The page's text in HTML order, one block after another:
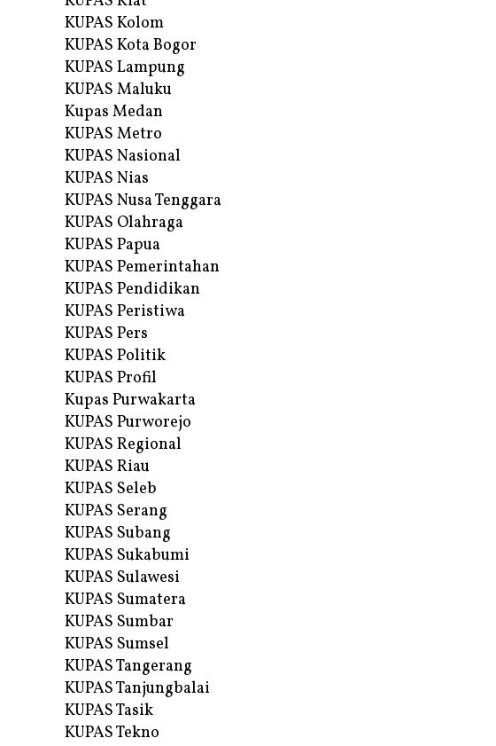
KUPAS Kolom
KUPAS Kota Bogor
KUPAS Lampung
KUPAS Maluku
Kupas Medan
KUPAS Metro
KUPAS Nasional
KUPAS Nias
KUPAS Nusa Tenggara
KUPAS Olahraga
KUPAS Papua
KUPAS Pemerintahan
KUPAS Pendidikan
KUPAS Peristiwa
KUPAS Pers
KUPAS Politik
KUPAS Profil
Kupas Purwakarta
KUPAS Purworejo
KUPAS Regional
KUPAS Riau
KUPAS Seleb
KUPAS Serang
KUPAS Subang
KUPAS Sukabumi
KUPAS Sulawesi
KUPAS Sumatera
KUPAS Sumbar
KUPAS Sumsel
KUPAS Tangerang
KUPAS Tanjungbalai
KUPAS Tasik
KUPAS Tekno